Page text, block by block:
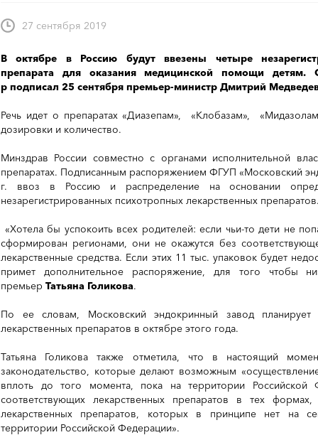
27 сентября 2019
В октябре в Россию будут ввезены четыре
препарата для оказания медицинской помощи
р подписал 25 сентября премьер-министр Дмитрий
Речь идет о препаратах «Диазепам», «Клобазам»,
дозировки и количество.
Минздрав России совместно с органами исполнительной
препаратах. Подписанным распоряжением ФГУП «Московский
г. ввоз в Россию и распределение на основании
незарегистрированных психотропных лекарственных препаратов.
«Хотела бы успокоить всех родителей: если чьи-то дети не
сформирован регионами, они не окажутся без
лекарственные средства. Если этих 11 тыс. упаковок будет
примет дополнительное распоряжение, для того чтобы
премьер Татьяна Голикова.
По ее словам, Московский эндокринный завод
лекарственных препаратов в октябре этого года.
Татьяна Голикова также отметила, что в настоящий
законодательство, которые делают возможным
вплоть до того момента, пока на территории Российской
соответствующих лекарственных препаратов в тех
лекарственных препаратов, которых в принципе нет на
территории Российской Федерации».